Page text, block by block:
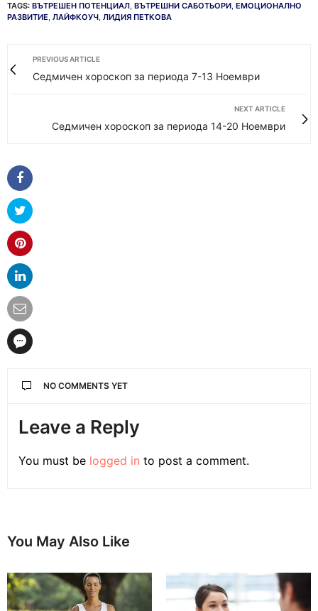
TAGS: ВЪТРЕШЕН ПОТЕНЦИАЛ, ВЪТРЕШНИ САБОТЬОРИ, ЕМОЦИОНАЛНО
РАЗВИТИЕ, ЛАЙФКОУЧ, ЛИДИЯ ПЕТКОВА
PREVIOUS ARTICLE
Седмичен хороскоп за периода 7-13 Ноември
NEXT ARTICLE
Седмичен хороскоп за периода 14-20 Ноември
NO COMMENTS YET
Leave a Reply
You must be logged in to post a comment.
You May Also Like